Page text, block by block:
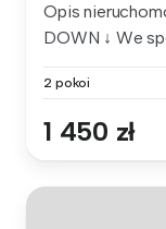
Opis
DOWN ↓ We
2 pokoi
1 450 zł